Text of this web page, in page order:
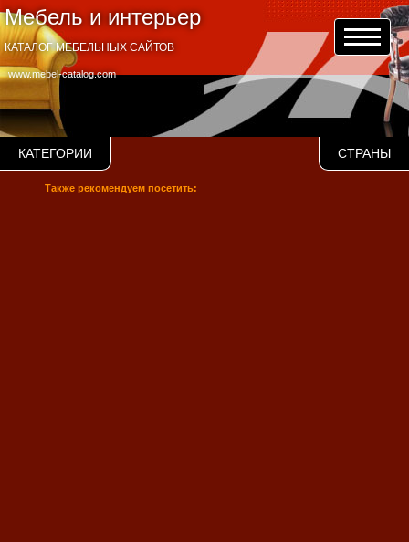
Мебель и интерьер
www.mebel-catalog.com
КАТАЛОГ МЕБЕЛЬНЫХ САЙТОВ
КАТЕГОРИИ СТРАНЫ
Также рекомендуем посетить: